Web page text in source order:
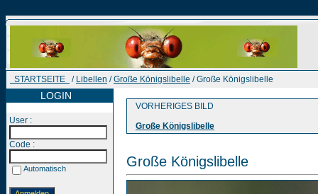
STARTSEITE / Libellen /Große Königslibelle / Große Königslibelle
LOGIN
User :
Code :
Automatisch
VORHERIGES BILD
Große Königslibelle
Große Königslibelle